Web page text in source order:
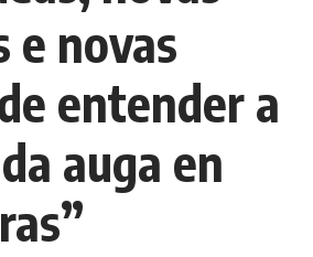
e novas
entender a
auga en